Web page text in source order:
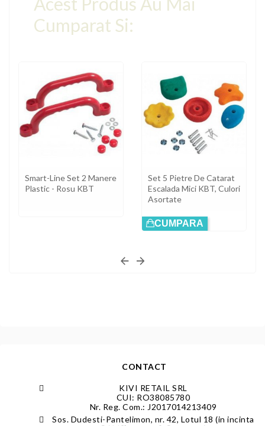
Cumparat Si:
Smart-Line Set 2 Manere
Plastic - Rosu KBT
Set 5 Pietre De Catarat
Escalada Mici KBT, Culori
Asortate
CUMPARA
CONTACT
KIVI RETAIL SRL
CUI: RO38085780
Nr. Reg. Com.: J2017014213409
Sos. Dudesti-Pantelimon, nr. 42, Lotul 18 (in incinta